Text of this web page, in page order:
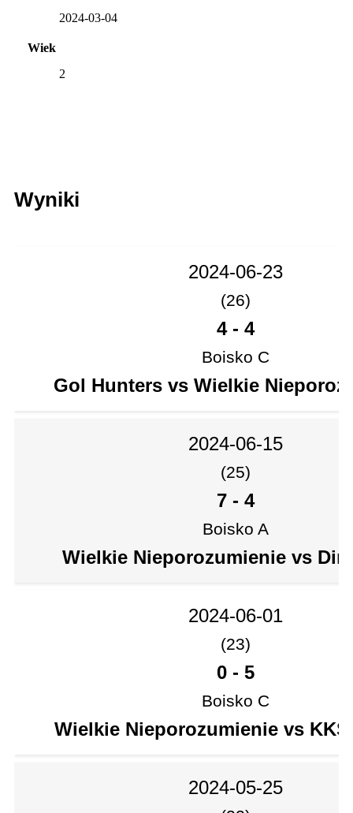
2024-03-04
Wiek
2
Wyniki
2024-06-23
(26)
4- 4
Boisko C
Gol Hunters vs Wielkie
2024-06-15
(25)
7- 4
Boisko A
Wielkie Nieporozumienie vs
2024-06-01
(23)
0- 5
Boisko C
Wielkie Nieporozumienie vs
2024-05-25